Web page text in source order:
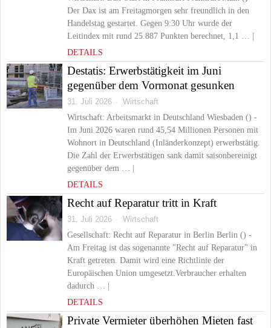
Der Dax ist am Freitagmorgen sehr freundlich in den
Handelstag gestartet. Gegen 9:30 Uhr wurde der
Leitindex mit rund 25.887 Punkten berechnet, 1,1 … |
DETAILS
Destatis: Erwerbstätigkeit im Juni
gegenüber dem Vormonat gesunken
31. Juli 2026
Wirtschaft
Wirtschaft: Arbeitsmarkt in Deutschland Wiesbaden () -
Im Juni 2026 waren rund 45,54 Millionen Personen mit
Wohnort in Deutschland (Inländerkonzept) erwerbstätig.
Die Zahl der Erwerbstätigen sank damit saisonbereinigt
gegenüber dem … |
DETAILS
Recht auf Reparatur tritt in Kraft
31. Juli 2026
Wirtschaft
Gesellschaft: Recht auf Reparatur in Berlin Berlin () -
Am Freitag ist das sogenannte "Recht auf Reparatur" in
Kraft getreten. Damit wird eine Richtlinie der
Europäischen Union umgesetzt.Verbraucher erhalten
dadurch … |
DETAILS
Private Vermieter überhöhen Mieten fast